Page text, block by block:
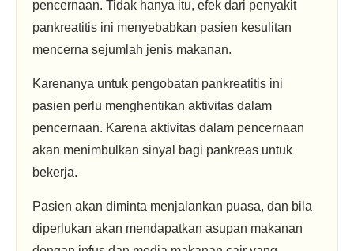
pencernaan. Tidak hanya itu, efek dari penyakit
pankreatitis ini menyebabkan pasien kesulitan
mencerna sejumlah jenis makanan.
Karenanya untuk pengobatan pankreatitis ini
pasien perlu menghentikan aktivitas dalam
pencernaan. Karena aktivitas dalam pencernaan
akan menimbulkan sinyal bagi pankreas untuk
bekerja.
Pasien akan diminta menjalankan puasa, dan bila
diperlukan akan mendapatkan asupan makanan